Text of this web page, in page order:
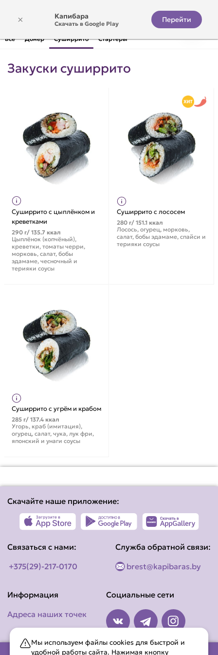
Все Донер Суширрито Стартеры
Мы используем файлы cookies для быстрой и
удобной работы сайта. Нажимая кнопку
Закуски суширрито
Суширрито с цыплёнком и
креветками
290 г/ 135.7 ккал
Цыплёнок (копчёный),
креветки, томаты черри,
морковь, салат, бобы
эдамаме, чесночный и
терияки соусы
Суширрито с лососем
280 г/ 151.1 ккал
Лосось, огурец, морковь,
салат, бобы эдамаме, спайси и
терияки соусы
Суширрито с угрём и крабом
285 г/ 137.4 ккал
Угорь, краб (имитация),
огурец, салат, чука, лук фри,
японский и унаги соусы
Скачайте наше приложение:
Связаться с нами:
+375(29)-217-0170
Служба обратной связи:
brest@kapibaras.by
Информация
Адреса наших точек
Социальные сети
× Капибара
Скачать в Google Play Перейти